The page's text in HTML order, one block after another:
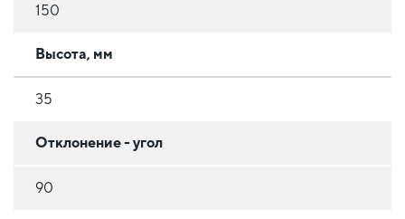
150
Высота, мм
35
Отклонение - угол
90